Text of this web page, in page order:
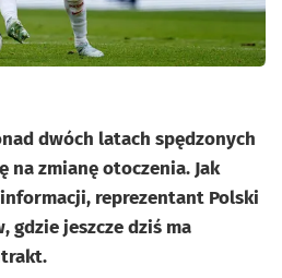
dwóch latach spędzonych
na zmianę otoczenia. Jak
reprezentant Polski
gdzie jeszcze dziś ma